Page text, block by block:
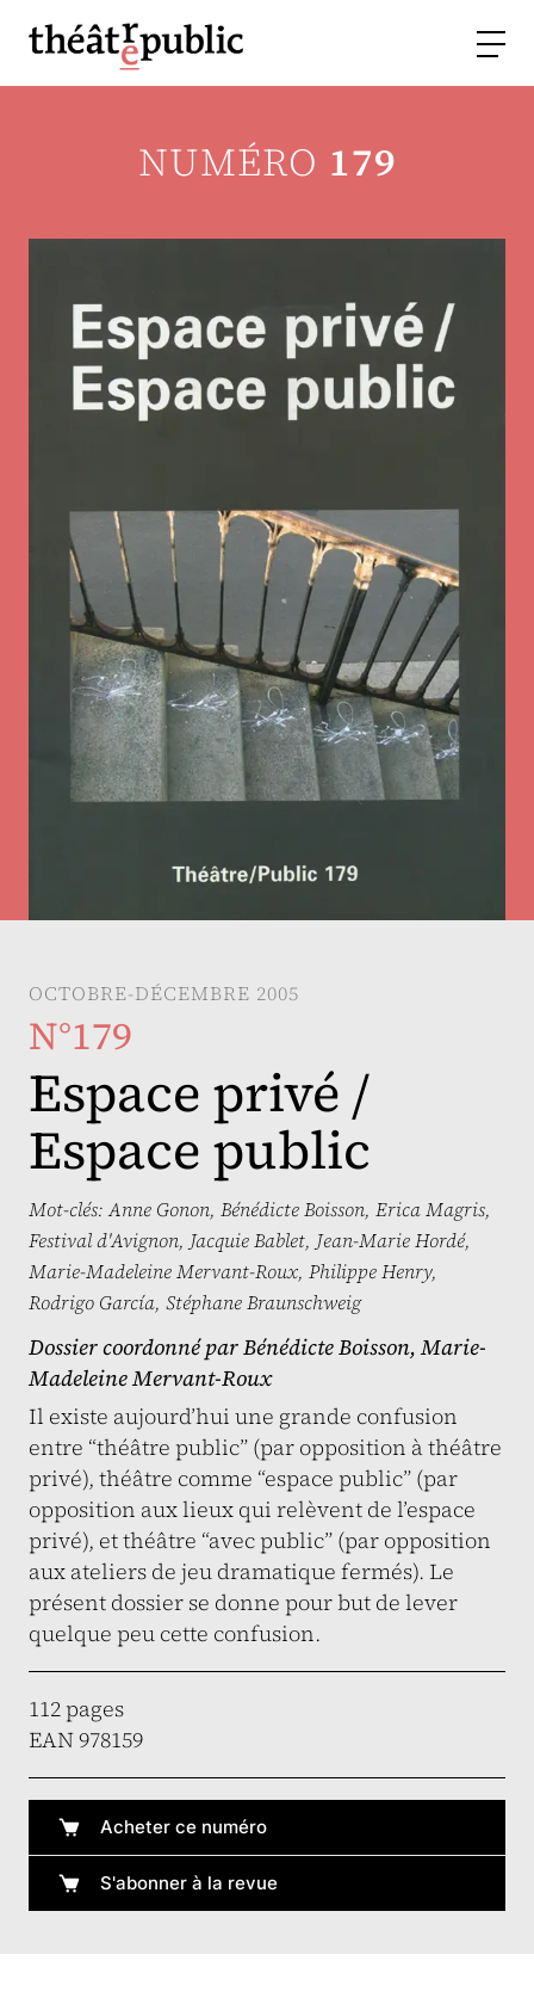
NUMÉRO 179
OCTOBRE-DÉCEMBRE 2005
N°179
Espace privé /
Espace public
Mot-clés:Anne Gonon, Bénédicte Boisson, Erica Magris,
Festival d'Avignon, Jacquie Bablet, Jean-Marie Hordé,
Marie-Madeleine Mervant-Roux, Philippe Henry,
Rodrigo García, Stéphane Braunschweig
Dossier coordonné parBénédicte Boisson,Marie-
Madeleine Mervant-Roux
Il existe aujourd’hui une grande confusion
entre “théâtre public” (par opposition à théâtre
privé), théâtre comme “espace public” (par
opposition aux lieux qui relèvent de l’espace
privé), et théâtre “avec public” (par opposition
aux ateliers de jeu dramatique fermés). Le
présent dossier se donne pour but de lever
quelque peu cette confusion.
112 pages
EAN 978159
Acheter ce numéro
S'abonner à la revue